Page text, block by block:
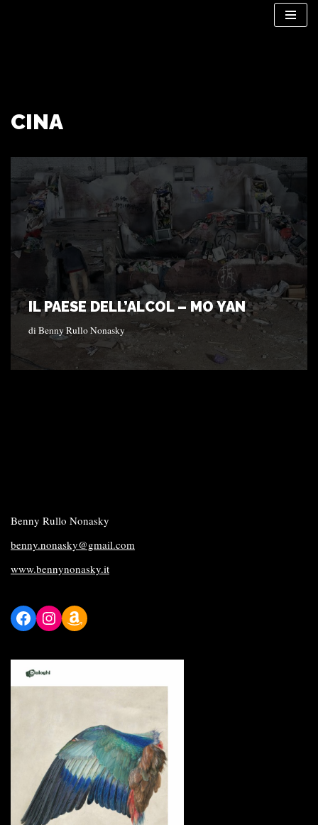
CINA
IL PAESE DELL’ALCOL – MO YAN
di Benny Rullo Nonasky
Benny Rullo Nonasky
benny.nonasky@gmail.com
www.bennynonasky.it